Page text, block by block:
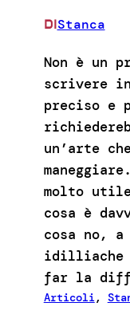
DIStanca
Non è un
scrivere
preciso e
un’arte
molto
cosa è
cosa no,
idilliache
far la
Articoli ,